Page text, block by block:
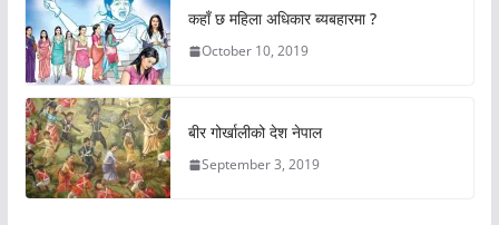
कहाँ छ महिला अधिकार ब्यबहारमा ?
October 10, 2019
बीर गोर्खालीको देश नेपाल
September 3, 2019